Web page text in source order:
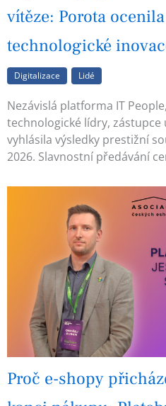
vítěze: Porota
technologické
Digitalizace Lidé
Nezávislá platforma IT
technologické lídry,
vyhlásila výsledky prestižní
2026. Slavnostní předávání
Proč e-shopy